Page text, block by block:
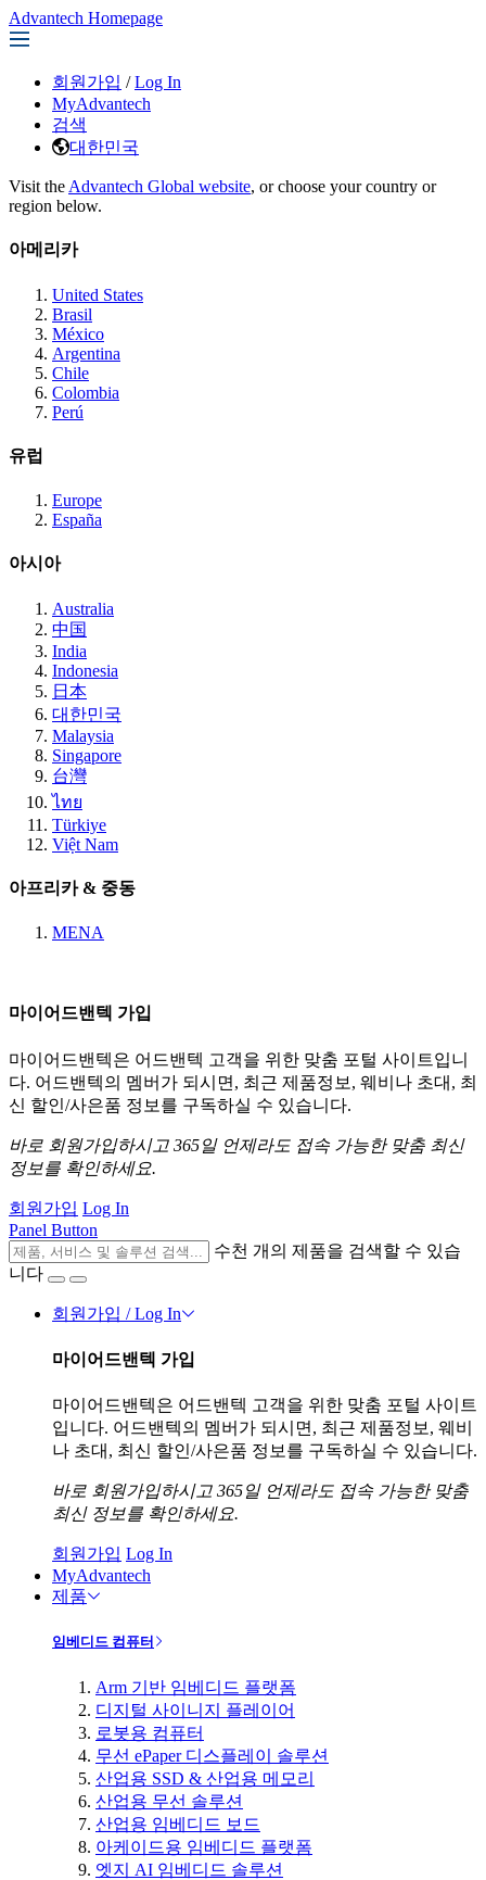
Advantech Homepage
회원가입 / Log In
MyAdvantech
검색
대한민국
Visit the Advantech Global website, or choose your country or
region below.
아메리카
United States
Brasil
México
Argentina
Chile
Colombia
Perú
유럽
Europe
España
아시아
Australia
中国
India
Indonesia
日本
대한민국
Malaysia
Singapore
台灣
ไทย
Türkiye
Việt Nam
아프리카 & 중동
MENA
마이어드밴텍 가입
마이어드밴텍은 어드밴텍 고객을 위한 맞춤 포털 사이트입니
다. 어드밴텍의 멤버가 되시면, 최근 제품정보, 웨비나 초대, 최
신 할인/사은품 정보를 구독하실 수 있습니다.
바로 회원가입하시고 365일 언제라도 접속 가능한 맞춤 최신
정보를 확인하세요.
회원가입 Log In
Panel Button
수천 개의 제품을 검색할 수 있습
니다
회원가입 / Log In
마이어드밴텍 가입
마이어드밴텍은 어드밴텍 고객을 위한 맞춤 포털 사이트
입니다. 어드밴텍의 멤버가 되시면, 최근 제품정보, 웨비
나 초대, 최신 할인/사은품 정보를 구독하실 수 있습니다.
바로 회원가입하시고 365일 언제라도 접속 가능한 맞춤
최신 정보를 확인하세요.
회원가입 Log In
MyAdvantech
제품
임베디드 컴퓨터
Arm 기반 임베디드 플랫폼
디지털 사이니지 플레이어
로봇용 컴퓨터
무선 ePaper 디스플레이 솔루션
산업용 SSD & 산업용 메모리
산업용 무선 솔루션
산업용 임베디드 보드
아케이드용 임베디드 플랫폼
엣지 AI 임베디드 솔루션